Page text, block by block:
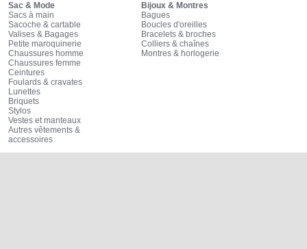
Sac & Mode
Sacs à main
Sacoche & cartable
Valises & Bagages
Petite maroquinerie
Chaussures homme
Chaussures femme
Ceintures
Foulards & cravates
Lunettes
Briquets
Stylos
Vestes et manteaux
Autres vêtements &
accessoires
Bijoux & Montres
Bagues
Boucles d'oreilles
Bracelets & broches
Colliers & chaînes
Montres & horlogerie